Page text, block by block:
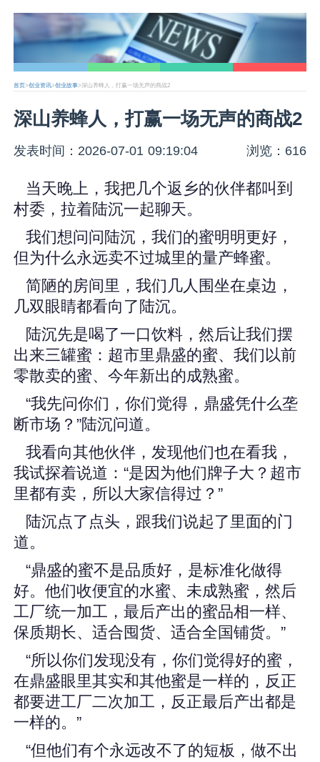
首页>创业资讯>创业故事>深山养蜂人，打赢一场无声的商战2
深山养蜂人，打赢一场无声的商战2
发表时间：2026-07-01 09:19:04 浏览：616
当天晚上，我把几个返乡的伙伴都叫到
村委，拉着陆沉一起聊天。
我们想问问陆沉，我们的蜜明明更好，
但为什么永远卖不过城里的量产蜂蜜。
简陋的房间里，我们几人围坐在桌边，
几双眼睛都看向了陆沉。
陆沉先是喝了一口饮料，然后让我们摆
出来三罐蜜：超市里鼎盛的蜜、我们以前
零散卖的蜜、今年新出的成熟蜜。
“我先问你们，你们觉得，鼎盛凭什么垄
断市场？”陆沉问道。
我看向其他伙伴，发现他们也在看我，
我试探着说道：“是因为他们牌子大？超市
里都有卖，所以大家信得过？”
陆沉点了点头，跟我们说起了里面的门
道。
“鼎盛的蜜不是品质好，是标准化做得
好。他们收便宜的水蜜、未成熟蜜，然后
工厂统一加工，最后产出的蜜品相一样、
保质期长、适合囤货、适合全国铺货。”
“所以你们发现没有，你们觉得好的蜜，
在鼎盛眼里其实和其他蜜是一样的，反正
都要进工厂二次加工，反正最后产出都是
一样的。”
“但他们有个永远改不了的短板，做不出